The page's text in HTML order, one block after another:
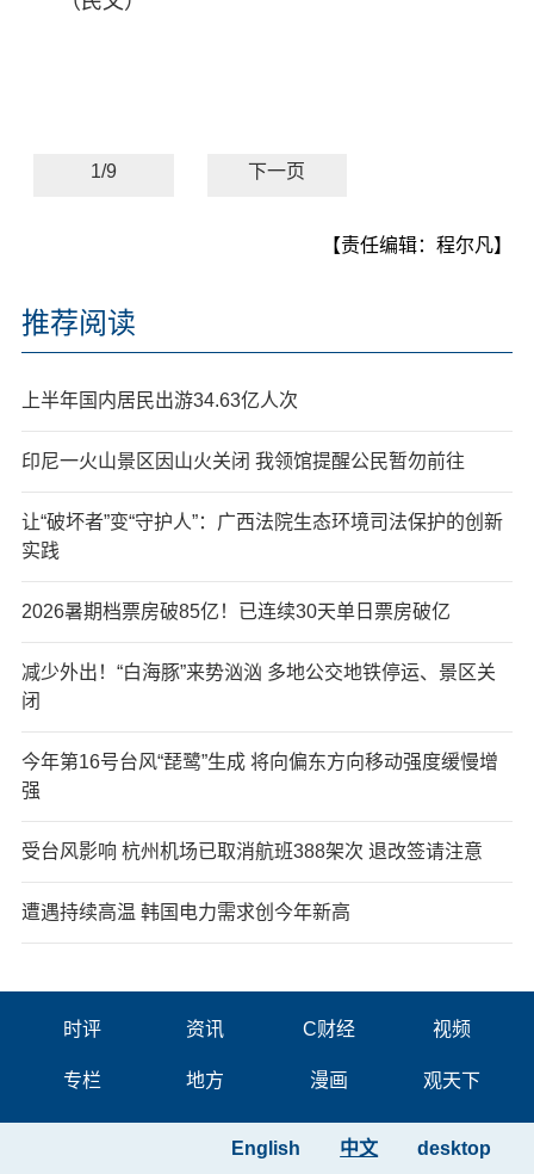
1/9 下一页
【责任编辑：程尔凡】
推荐阅读
上半年国内居民出游34.63亿人次
印尼一火山景区因山火关闭 我领馆提醒公民暂勿前往
让“破坏者”变“守护人”：广西法院生态环境司法保护的创新
实践
2026暑期档票房破85亿！已连续30天单日票房破亿
减少外出！“白海豚”来势汹汹 多地公交地铁停运、景区关
闭
今年第16号台风“琵鹭”生成 将向偏东方向移动强度缓慢增
强
受台风影响 杭州机场已取消航班388架次 退改签请注意
遭遇持续高温 韩国电力需求创今年新高
时评 资讯 C财经 视频
专栏 地方 漫画 观天下
desktop
中文
English